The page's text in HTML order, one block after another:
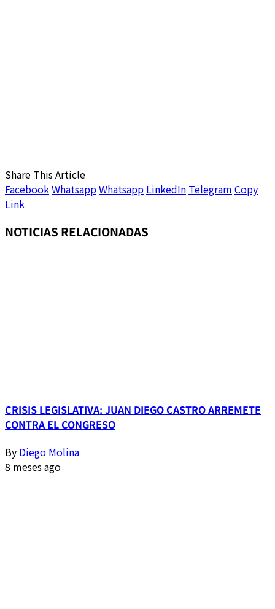
Share This Article
FacebookWhatsappWhatsapp LinkedIn Telegram Copy
Link
NOTICIAS RELACIONADAS
CRISIS LEGISLATIVA: JUAN DIEGO CASTRO ARREMETE
CONTRA EL CONGRESO
By Diego Molina
8 meses ago